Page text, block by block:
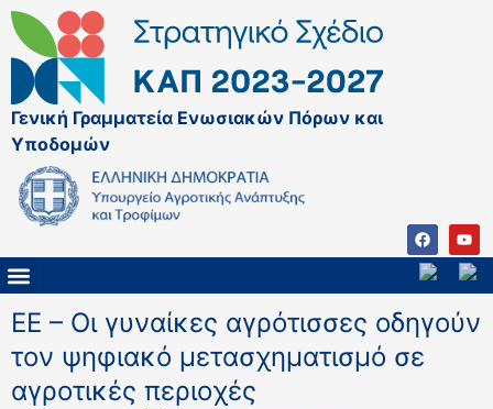
Γενική Γραμματεία Ενωσιακών Πόρων και
Υποδομών
EE – Οι γυναίκες αγρότισσες οδηγούν
τον ψηφιακό μετασχηματισμό σε
αγροτικές περιοχές